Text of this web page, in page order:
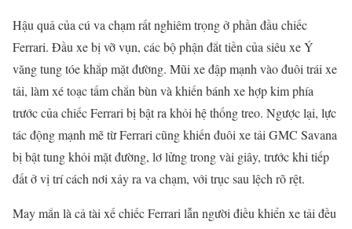
Hậu quả của cú va chạm rất nghiêm trọng ở phần đầu chiếc
Ferrari. Đầu xe bị vỡ vụn, các bộ phận đắt tiền của siêu xe Ý
văng tung tóe khắp mặt đường. Mũi xe đập mạnh vào đuôi trái xe
tải, làm xé toạc tấm chắn bùn và khiến bánh xe hợp kim phía
trước của chiếc Ferrari bị bật ra khỏi hệ thống treo. Ngược lại, lực
tác động mạnh mẽ từ Ferrari cũng khiến đuôi xe tải GMC Savana
bị bật tung khỏi mặt đường, lơ lửng trong vài giây, trước khi tiếp
đất ở vị trí cách nơi xảy ra va chạm, với trục sau lệch rõ rệt.
May mắn là cả tài xế chiếc Ferrari lẫn người điều khiển xe tải đều